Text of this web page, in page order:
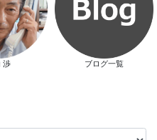
渉 ブログ一覧